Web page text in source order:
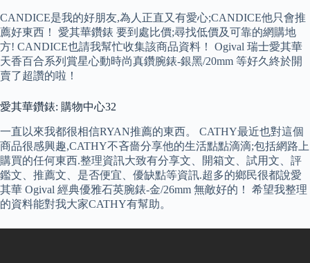
CANDICE是我的好朋友,為人正直又有愛心;CANDICE他只會推
薦好東西！ 愛其華鑽錶 要到處比價;尋找低價及可靠的網購地
方! CANDICE也請我幫忙收集該商品資料！ Ogival 瑞士愛其華
天香百合系列賞星心動時尚真鑽腕錶-銀黑/20mm 等好久終於開
賣了超讚的啦！
愛其華鑽錶: 購物中心32
一直以來我都很相信RYAN推薦的東西。 CATHY最近也對這個
商品很感興趣,CATHY不吝嗇分享他的生活點點滴滴;包括網路上
購買的任何東西.整理資訊大致有分享文、開箱文、試用文、評
鑑文、推薦文、是否便宜、優缺點等資訊.超多的鄉民很都說愛
其華 Ogival 經典優雅石英腕錶-金/26mm 無敵好的！ 希望我整理
的資料能對我大家CATHY有幫助。